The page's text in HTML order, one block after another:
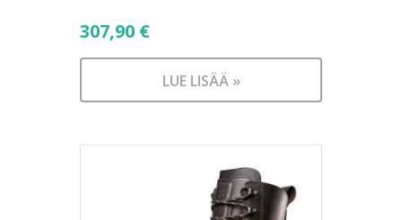
307,90 €
LUE LISÄÄ »